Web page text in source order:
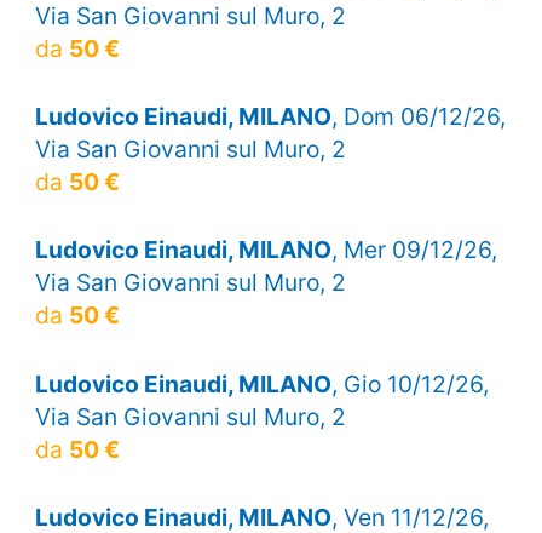
Via San Giovanni sul Muro, 2
da 50 €
Ludovico Einaudi, MILANO, Dom 06/12/26,
Via San Giovanni sul Muro, 2
da 50 €
Ludovico Einaudi, MILANO, Mer 09/12/26,
Via San Giovanni sul Muro, 2
da 50 €
Ludovico Einaudi, MILANO, Gio 10/12/26,
Via San Giovanni sul Muro, 2
da 50 €
Ludovico Einaudi, MILANO, Ven 11/12/26,